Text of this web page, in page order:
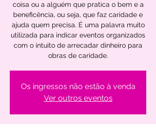
coisa ou a alguém que pratica o bem e a
beneficência, ou seja, que faz caridade e
ajuda quem precisa. É uma palavra muito
utilizada para indicar eventos organizados
com o intuito de arrecadar dinheiro para
obras de caridade.
Os ingressos não estão à venda
Ver outros eventos